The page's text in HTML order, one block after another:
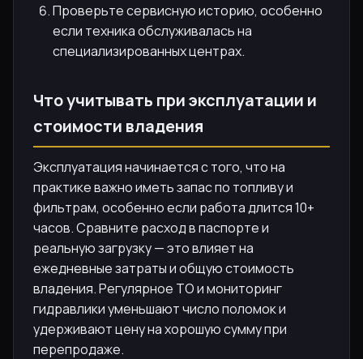
Проверьте сервисную историю, особенно
если техника обслуживалась на
специализированных центрах.
Что учитывать при эксплуатации и
стоимости владения
Эксплуатация начинается с того, что на
практике важно иметь запас по топливу и
фильтрам, особенно если работа длится 10+
часов. Сравните расход в паспорте и
реальную загрузку — это влияет на
ежедневные затраты и общую стоимость
владения. Регулярное ТО и мониторинг
гидравлики уменьшают число поломок и
удерживают цену на хорошую сумму при
перепродаже.